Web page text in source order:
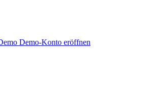
Demo-Konto eröffnen